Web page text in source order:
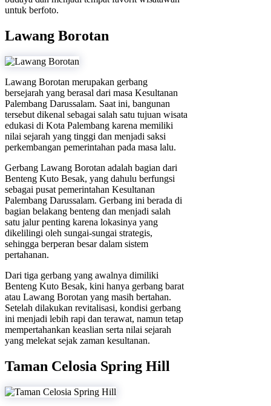
untuk berfoto.
Lawang Borotan
Lawang Borotan merupakan gerbang
bersejarah yang berasal dari masa Kesultanan
Palembang Darussalam. Saat ini, bangunan
tersebut dikenal sebagai salah satu tujuan wisata
edukasi di Kota Palembang karena memiliki
nilai sejarah yang tinggi dan menjadi saksi
perkembangan pemerintahan pada masa lalu.
Gerbang Lawang Borotan adalah bagian dari
Benteng Kuto Besak, yang dahulu berfungsi
sebagai pusat pemerintahan Kesultanan
Palembang Darussalam. Gerbang ini berada di
bagian belakang benteng dan menjadi salah
satu jalur penting karena lokasinya yang
dikelilingi oleh sungai-sungai strategis,
sehingga berperan besar dalam sistem
pertahanan.
Dari tiga gerbang yang awalnya dimiliki
Benteng Kuto Besak, kini hanya gerbang barat
atau Lawang Borotan yang masih bertahan.
Setelah dilakukan revitalisasi, kondisi gerbang
ini menjadi lebih rapi dan terawat, namun tetap
mempertahankan keaslian serta nilai sejarah
yang melekat sejak zaman kesultanan.
Taman Celosia Spring Hill